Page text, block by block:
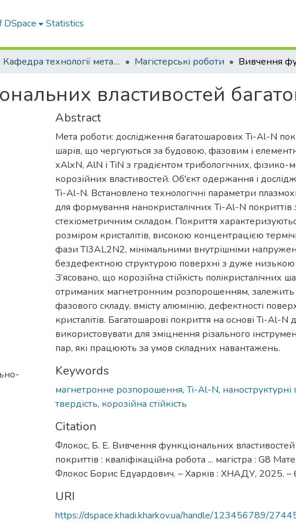
DSpace Statistics
Кафедра технології металів та матеріалознавства Магістерські роботи
властивостей
Abstract
Мета роботи: дослідження багатошарових Ti-Al-N
шарів, що чергуються за будовою, фазовим і
хAlхN, AlN і TiN з градієнтом трибологічних, фізико-
корозійних властивостей. Об'єкт одержання і
Ti-Al-N. Встановлено технологічні параметри
для формування нанокристалічних Ti-Al-N покриттів
стехіометричним складом. Покриття
розміром кристалітів, високою концентрацією
фази TI3AL2N2, мінімальними внутрішніми
бездефектною структурою поверхні з дуже низькою
З’ясовано, що корозійна стійкість полікристалічних
отриманих магнетронним розпорошенням, залежить
фазового складу, вмісту алюмінію, дефектності
кристалітів. Багатошарові покриття на основі Ti-Al-N
використовувати для зміцнення різального
пар, які працюють за умов складних навантажень.
Keywords
магнетронне розпорошення,Ti-Al-N, наноструктурні
твердість, корозійна стійкість
Citation
Флокос, Б. Е. Вивчення функціональних
покриттів : кваліфікаційна робота ... магістра : G8
Флокос Борис Едуардович. – Харків : ХНАДУ, 2025. –
URI
https://dspace.khadi.kharkov.ua/handle/123456789/